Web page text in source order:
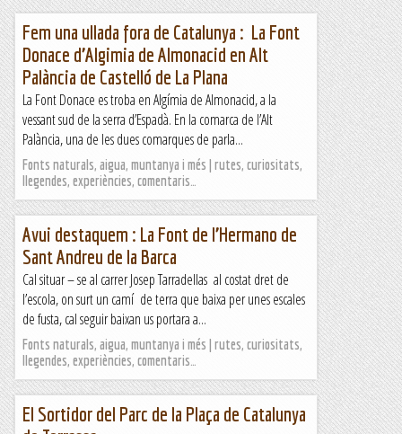
Fem una ullada fora de Catalunya : La Font
Donace d’Algimia de Almonacid en Alt
Palància de Castelló de La Plana
La Font Donace es troba en Algímia de Almonacid, a la
vessant sud de la serra d’Espadà. En la comarca de l’Alt
Palància, una de les dues comarques de parla...
Fonts naturals, aigua, muntanya i més | rutes, curiositats,
llegendes, experiències, comentaris…
Avui destaquem : La Font de l’Hermano de
Sant Andreu de la Barca
Cal situar – se al carrer Josep Tarradellas al costat dret de
l’escola, on surt un camí de terra que baixa per unes escales
de fusta, cal seguir baixan us portara a...
Fonts naturals, aigua, muntanya i més | rutes, curiositats,
llegendes, experiències, comentaris…
El Sortidor del Parc de la Plaça de Catalunya